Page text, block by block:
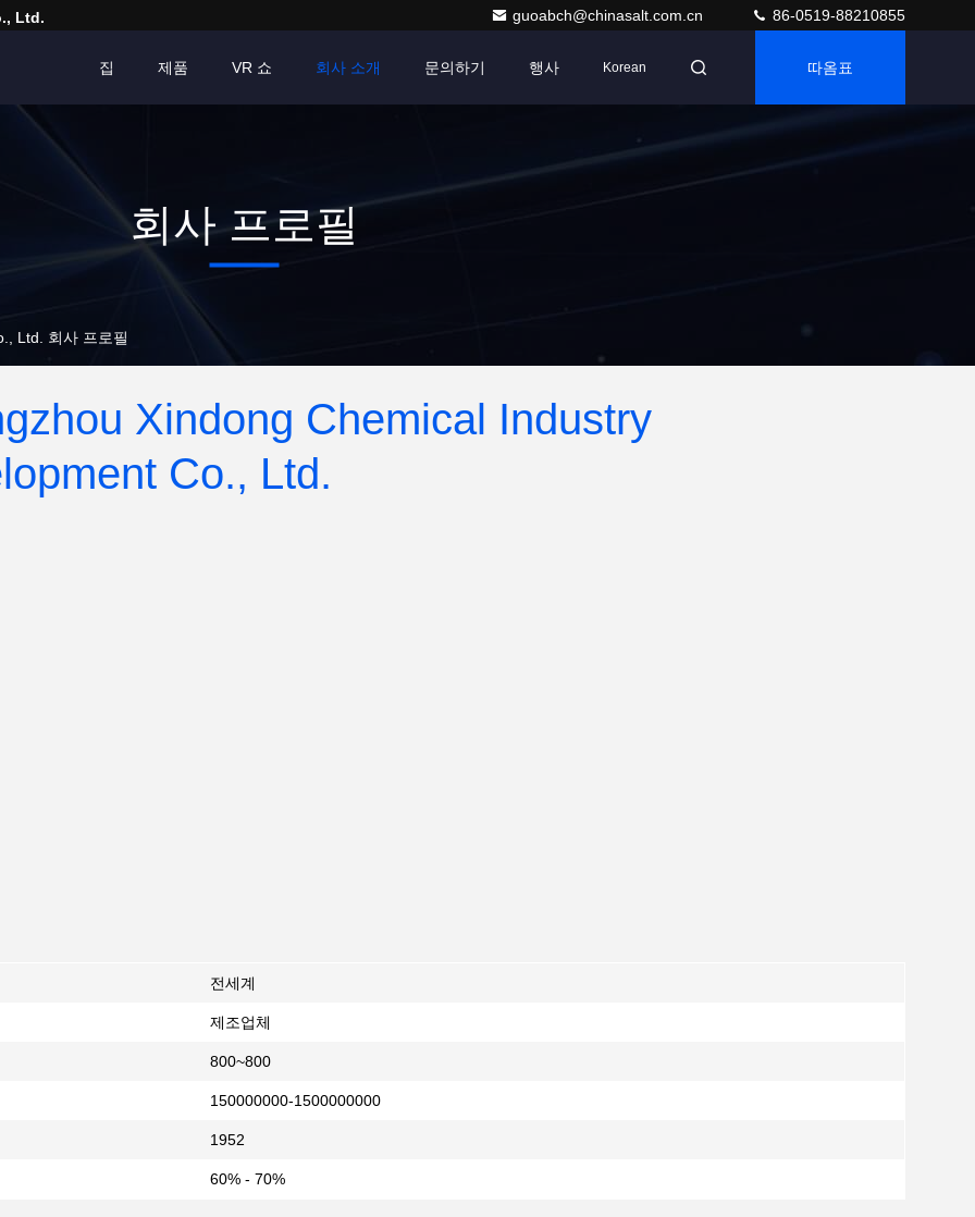
Ltd. guoabch@chinasalt.com.cn 86-0519-88210855
집 제품 VR 쇼 회사 소개 문의하기 행사 Korean 따옴표
회사 프로필
Ltd. 회사 프로필
Xindong Chemical Industry
Co., Ltd.
전세계
제조업체
800~800
150000000-1500000000
1952
60% - 70%